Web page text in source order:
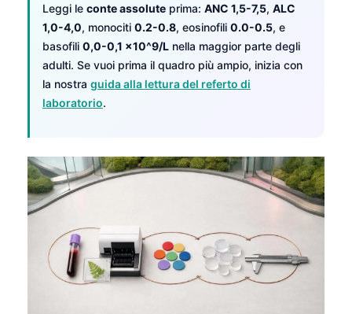
Leggi le conte assolute prima: ANC 1,5-7,5, ALC
1,0-4,0, monociti 0.2-0.8, eosinofili 0.0-0.5, e
basofili 0,0-0,1 x10^9/L nella maggior parte degli
adulti. Se vuoi prima il quadro più ampio, inizia con
la nostra guida alla lettura del referto di
laboratorio.